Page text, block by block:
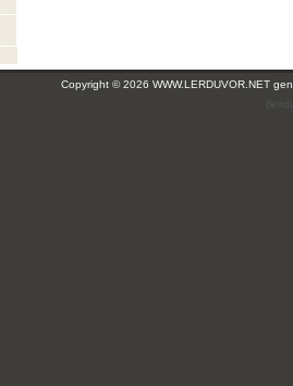
Copyright © 2026 WWW.LERDUVOR.NET